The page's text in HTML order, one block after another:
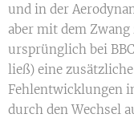
und in der
aber mit dem
ursprünglich bei
ließ) eine
Fehlentwicklungen
durch den Wechsel